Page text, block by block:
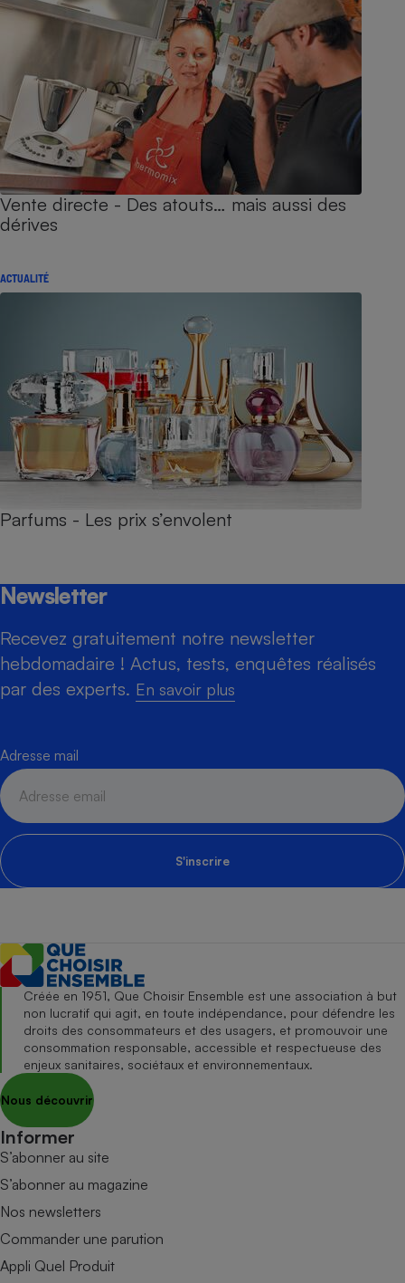
Vente directe - Des atouts… mais aussi des
dérives
ACTUALITÉ
Parfums - Les prix s’envolent
Newsletter
Recevez gratuitement notre newsletter
hebdomadaire ! Actus, tests, enquêtes réalisés
par des experts. En savoir plus
Adresse mail
S'inscrire
Créée en 1951, Que Choisir Ensemble est une association à but
non lucratif qui agit, en toute indépendance, pour défendre les
droits des consommateurs et des usagers, et promouvoir une
consommation responsable, accessible et respectueuse des
enjeux sanitaires, sociétaux et environnementaux.
Nous découvrir
Informer
S’abonner au site
S’abonner au magazine
Nos newsletters
Commander une parution
Appli Quel Produit